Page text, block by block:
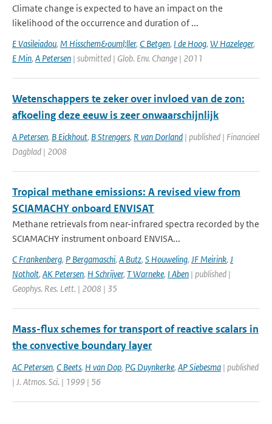
Climate change is expected to have an impact on the
likelihood of the occurrence and duration of ...
E Vasileiadou, M Hisschem&ouml;ller, C Betgen, I de Hoog, W Hazeleger,
E Min, A Petersen | submitted | Glob. Env. Change | 2011
Wetenschappers te zeker over invloed van de zon:
afkoeling deze eeuw is zeer onwaarschijnlijk
A Petersen, B Eickhout, B Strengers, R van Dorland | published | Financieel
Dagblad | 2008
Tropical methane emissions: A revised view from
SCIAMACHY onboard ENVISAT
Methane retrievals from near-infrared spectra recorded by the
SCIAMACHY instrument onboard ENVISA...
C Frankenberg, P Bergamaschi, A Butz, S Houweling, JF Meirink, J
Notholt, AK Petersen, H Schrijver, T Warneke, I Aben | published |
Geophys. Res. Lett. | 2008 | 35
Mass-flux schemes for transport of reactive scalars in
the convective boundary layer
AC Petersen, C Beets, H van Dop, PG Duynkerke, AP Siebesma | published
| J. Atmos. Sci. | 1999 | 56